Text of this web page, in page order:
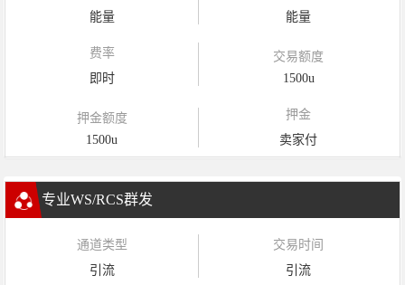
能量
能量
费率
即时
交易额度
1500u
押金额度
1500u
押金
卖家付
专业WS/RCS群发
通道类型
引流
交易时间
引流